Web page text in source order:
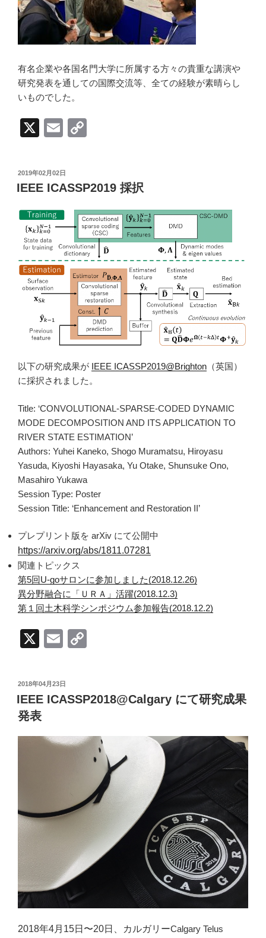
有名企業や各国名門大学に所属する方々の貴重な講演や
研究発表を通しての国際交流等、全ての経験が素晴らし
いものでした。
X
E
ail
y
n
k
投
稿
日:
2019年02月02日
IEEE ICASSP2019 採択
以下の研究成果が IEEE ICASSP2019@Brighton （英国）
に採択されました。
Title: ‘CONVOLUTIONAL-SPARSE-CODED DYNAMIC
MODE DECOMPOSITION AND ITS APPLICATION TO
RIVER STATE ESTIMATION’
Authors: Yuhei Kaneko, Shogo Muramatsu, Hiroyasu
Yasuda, Kiyoshi Hayasaka, Yu Otake, Shunsuke Ono,
Masahiro Yukawa
Session Type: Poster
Session Title: ‘Enhancement and Restoration II’
プレプリント版を arXiv にて公開中
https://arxiv.org/abs/1811.07281
関連トピックス
第5回U-goサロンに参加しました(2018.12.26)
異分野融合に「ＵＲＡ」活躍(2018.12.3)
第１回土木科学シンポジウム参加報告(2018.12.2)
X
E
ail
y
n
k
投
稿
日:
2018年04月23日
IEEE ICASSP2018@Calgary にて研究成果
発表
2018年4月15日〜20日、カルガリーCalgary Telus